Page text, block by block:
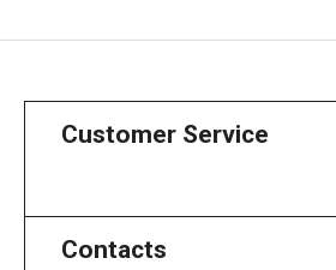
Customer Service
Contacts